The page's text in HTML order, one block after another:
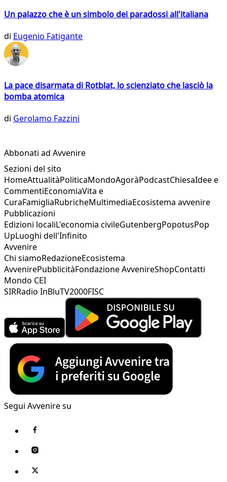
Un palazzo che è un simbolo dei paradossi all'italiana
di Eugenio Fatigante
La pace disarmata di Rotblat, lo scienziato che lasciò la
bomba atomica
di Gerolamo Fazzini
Abbonati ad Avvenire
Sezioni del sito
HomeAttualitàPoliticaMondoAgoràPodcastChiesaIdee e
CommentiEconomiaVita e
CuraFamigliaRubricheMultimediaEcosistema avvenire
Pubblicazioni
Edizioni localiL'economia civileGutenbergPopotusPop
UpLuoghi dell'Infinito
Avvenire
Chi siamoRedazioneEcosistema
AvvenirePubblicitàFondazione AvvenireShopContatti
Mondo CEI
SIRRadio InBluTV2000FISC
Segui Avvenire su